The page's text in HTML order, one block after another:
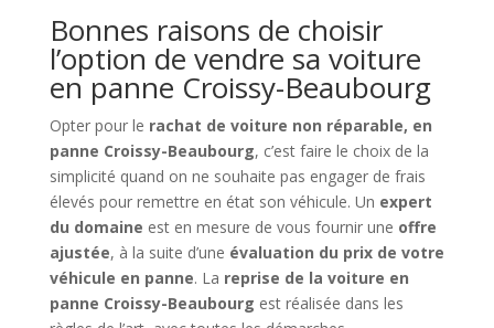
Bonnes raisons de choisir
l’option de vendre sa voiture
en panne Croissy-Beaubourg
Opter pour le rachat de voiture non réparable, en
panne Croissy-Beaubourg, c’est faire le choix de la
simplicité quand on ne souhaite pas engager de frais
élevés pour remettre en état son véhicule. Un expert
du domaine est en mesure de vous fournir une offre
ajustée, à la suite d’une évaluation du prix de votre
véhicule en panne. La reprise de la voiture en
panne Croissy-Beaubourg est réalisée dans les